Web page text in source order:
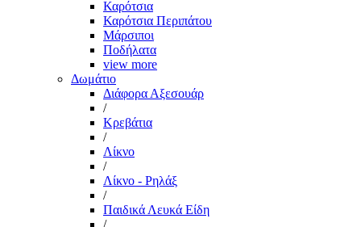
Καρότσια
Καρότσια Περιπάτου
Μάρσιποι
Ποδήλατα
view more
Δωμάτιο
Διάφορα Αξεσουάρ
/
Κρεβάτια
/
Λίκνο
/
Λίκνο - Ρηλάξ
/
Παιδικά Λευκά Είδη
/